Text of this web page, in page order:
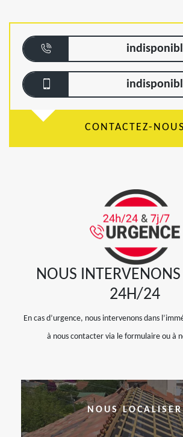
CONTACTEZ-NOUS
NOUS
24H/24
En cas d’urgence, nous intervenons dans
à nous contacter via le formulaire ou à
NOUS LOCALISER